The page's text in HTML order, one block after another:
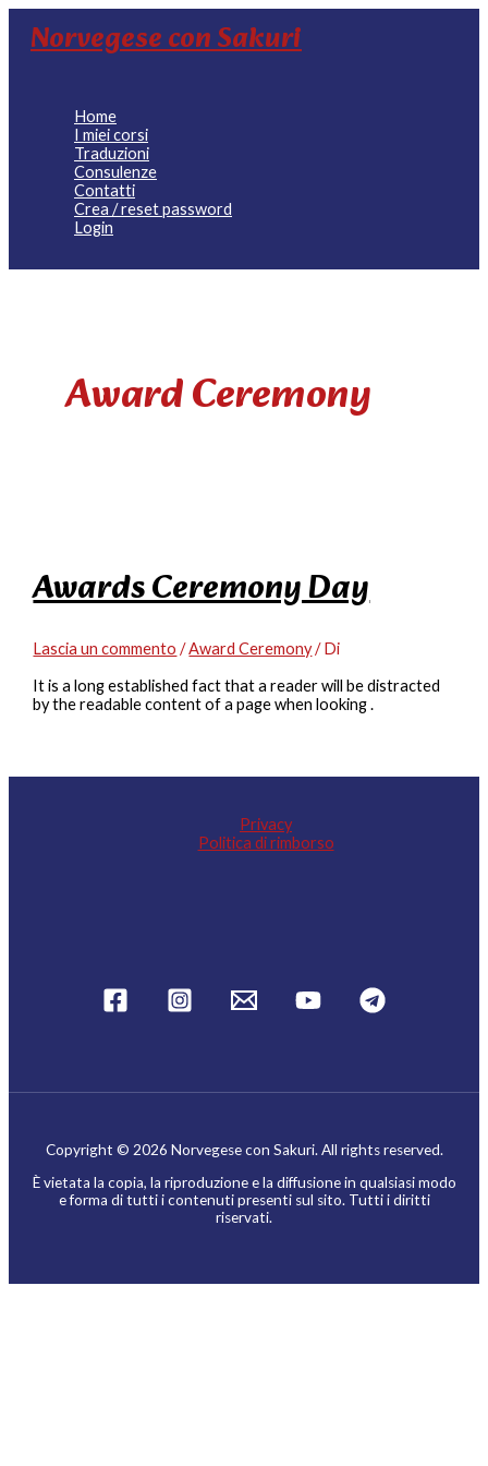
Vai
contenuto
Norvegese con Sakuri
Home
I miei corsi
Traduzioni
Consulenze
Contatti
Crea / reset password
Login
Award Ceremony
Awards Ceremony Day
Lascia un commento /Award Ceremony/ Di
It is a long established fact that a reader will be distracted
by the readable content of a page when looking .
Privacy
Politica di rimborso
Copyright © 2026 Norvegese con Sakuri. All rights reserved.
È vietata la copia, la riproduzione e la diffusione in qualsiasi modo
e forma di tutti i contenuti presenti sul sito. Tutti i diritti
riservati.